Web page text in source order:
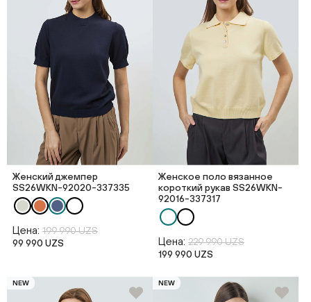
Женский джемпер
SS26WKN-92020-337335
Цена: 199 990 UZS
99 990 UZS
Женское поло вязанное
короткий рукав SS26WKN-
92016-337317
Цена: 229 990 UZS
199 990 UZS
NEW NEW